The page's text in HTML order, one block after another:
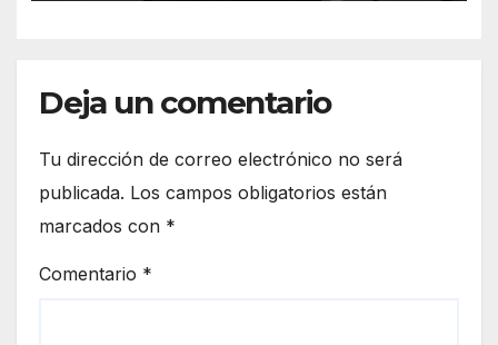
Deja un comentario
Tu dirección de correo electrónico no será
publicada. Los campos obligatorios están
marcados con *
Comentario *